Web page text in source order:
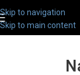
Skip to navigation
Skip to main content